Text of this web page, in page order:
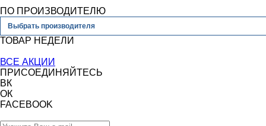
ПО ПРОИЗВОДИТЕЛЮ
Выбрать производителя
ТОВАР НЕДЕЛИ
ВСЕ АКЦИИ
ПРИСОЕДИНЯЙТЕСЬ
ВК
ОК
FACEBOOK